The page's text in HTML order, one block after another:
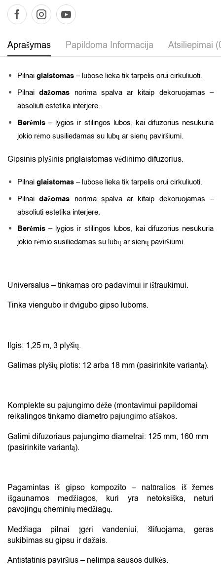
Aprašymas Papildoma Informacija Atsiliepimai
Pilnai glaistomas – lubose lieka tik tarpelis orui cirkuliuoti.
Pilnaidažomas norima spalva ar kitaip dekoruojamas –
absoliuti estetika interjere.
Berėmis – lygios ir stilingos lubos, kai difuzorius nesukuria
jokio rėmo susiliedamas su lubų ar sienų paviršiumi.
Gipsinis plyšinis priglaistomas vėdinimo difuzorius.
Pilnai glaistomas – lubose lieka tik tarpelis orui cirkuliuoti.
Pilnaidažomas norima spalva ar kitaip dekoruojamas –
absoliuti estetika interjere.
Berėmis – lygios ir stilingos lubos, kai difuzorius nesukuria
jokio rėmio susiliedamas su lubų ar sienų paviršiumi.
Universalus – tinkamas oro padavimui ir ištraukimui.
Tinka viengubo ir dvigubo gipso luboms.
Ilgis: 1,25 m, 3 plyšių.
Galimas plyšių plotis: 12 arba 18 mm (pasirinkite variantą).
Komplekte su pajungimo dėže (montavimui papildomai
reikalingos tinkamo diametro pajungimo atšakos.
Galimi difuzoriaus pajungimo diametrai: 125 mm, 160 mm
(pasirinkite variantą).
Pagamintas iš gipso kompozito – natūralios iš žemės
išgaunamos medžiagos, kuri yra netoksiška, neturi
pavojingų cheminių medžiagų.
Medžiaga pilnai įgėri vandeniui, šlifuojama, geras
sukibimas su gipsu ir dažais.
Antistatinis paviršius – nelimpa sausos dulkės.